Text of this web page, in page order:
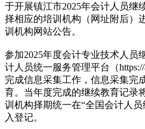
于开展镇江市2025年会计人员继
择相应的培训机构（网址附后）
训机构网站公告。
参加2025年度会计专业技术人员
计人员统一服务管理平台（https://
完成信息采集工作，信息采集完
育。当年度完成的继续教育记录
训机构择期统一在“全国会计人
入登记。